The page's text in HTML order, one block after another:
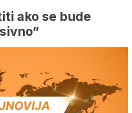
ako se bude